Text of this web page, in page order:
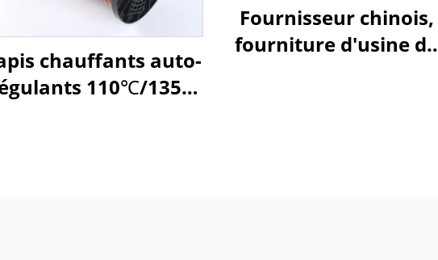
chauffants auto-
110℃/135℃
Fournisseur chinois,
fourniture d'usine de